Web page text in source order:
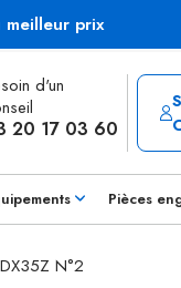
meilleur prix
d'un
20 17 03 60
Pièces
N°2